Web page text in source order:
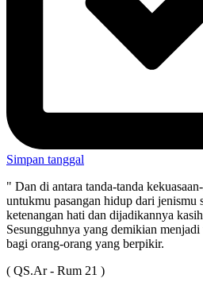
Simpan tanggal
" Dan di antara tanda-tanda
untukmu pasangan hidup dari jenismu
ketenangan hati dan dijadikannya
Sesungguhnya yang demikian
bagi orang-orang yang berpikir.
( QS.Ar - Rum 21 )